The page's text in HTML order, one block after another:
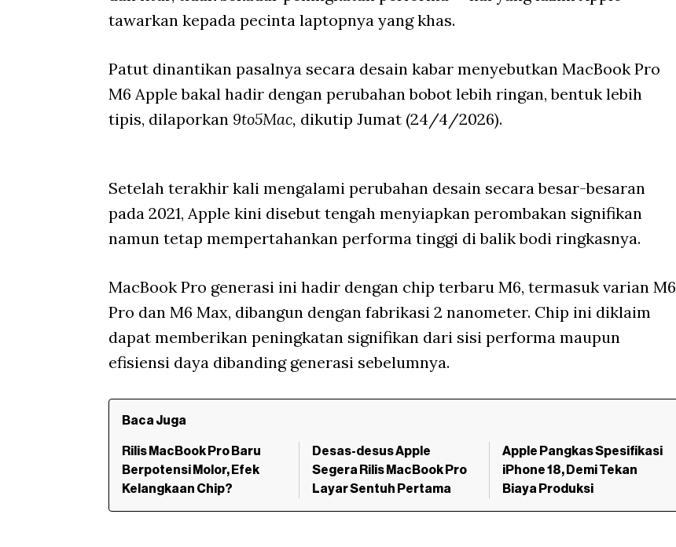
tawarkan kepada pecinta laptopnya yang khas.
Patut dinantikan pasalnya secara desain kabar menyebutkan MacBook Pro
M6 Apple bakal hadir dengan perubahan bobot lebih ringan, bentuk lebih
tipis, dilaporkan 9to5Mac, dikutip Jumat (24/4/2026).
Setelah terakhir kali mengalami perubahan desain secara besar-besaran
pada 2021, Apple kini disebut tengah menyiapkan perombakan signifikan
namun tetap mempertahankan performa tinggi di balik bodi ringkasnya.
MacBook Pro generasi ini hadir dengan chip terbaru M6, termasuk varian M6
Pro dan M6 Max, dibangun dengan fabrikasi 2 nanometer. Chip ini diklaim
dapat memberikan peningkatan signifikan dari sisi performa maupun
efisiensi daya dibanding generasi sebelumnya.
Baca Juga
Rilis MacBook Pro Baru
Berpotensi Molor, Efek
Kelangkaan Chip?
Desas-desus Apple
Segera Rilis MacBook Pro
Layar Sentuh Pertama
Apple Pangkas Spesifikasi
iPhone 18, Demi Tekan
Biaya Produksi